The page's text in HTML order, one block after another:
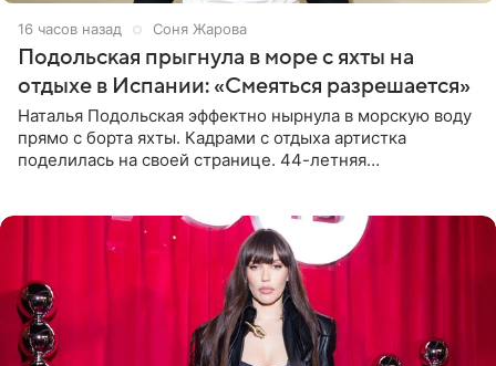
16 часов назад Соня Жарова
Подольская прыгнула в море с яхты на
отдыхе в Испании: «Смеяться разрешается»
Наталья Подольская эффектно нырнула в морскую воду
прямо с борта яхты. Кадрами с отдыха артистка
поделилась на своей странице. 44-летняя